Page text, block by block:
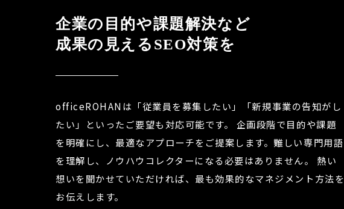
企業の目的や課題解決など
成果の見えるSEO対策を
officeROHANは「従業員を募集したい」
「新規事業の告知がし
たい」といったご要望も対応可能です。
企画段階で目的や課題
を明確にし、最適なアプローチをご提案します。難しい専門用語
を理解し、ノウハウコレクターになる必要はありません。
熱い
想いを聞かせていただければ、最も効果的なマネジメント方法を
お伝えします。